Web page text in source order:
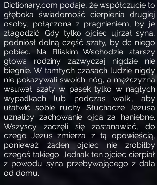
Dictionary.com podaje, że współczucie to
głęboka świadomość cierpienia drugiej
osoby, połączona z pragnieniem, by je
złagodzić. Gdy tylko ojciec ujrzał syna,
podniósł dolną część szaty, by do niego
pobiec. Na Bliskim Wschodzie starszy
głowa rodziny zazwyczaj nigdzie nie
biegnie. W tamtych czasach ludzie nigdy
nie pokazywali swoich nóg, a mężczyzna
wsuwał szaty w pasek tylko w nagłych
wypadkach lub podczas walki, aby
ułatwić sobie ruchy. Słuchacze Jezusa
uznaliby zachowanie ojca za haniebne.
Wszyscy zaczęli się zastanawiać, do
czego Jezus zmierza z tą opowieścią,
ponieważ żaden ojciec nie zrobiłby
czegoś takiego. Jednak ten ojciec cierpiał
z powodu syna przebywającego z dala
od domu.